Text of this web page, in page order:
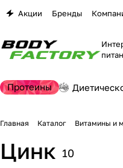
Акции Бренды
Протеины
Главная Каталог Витамины и
Цинк 10